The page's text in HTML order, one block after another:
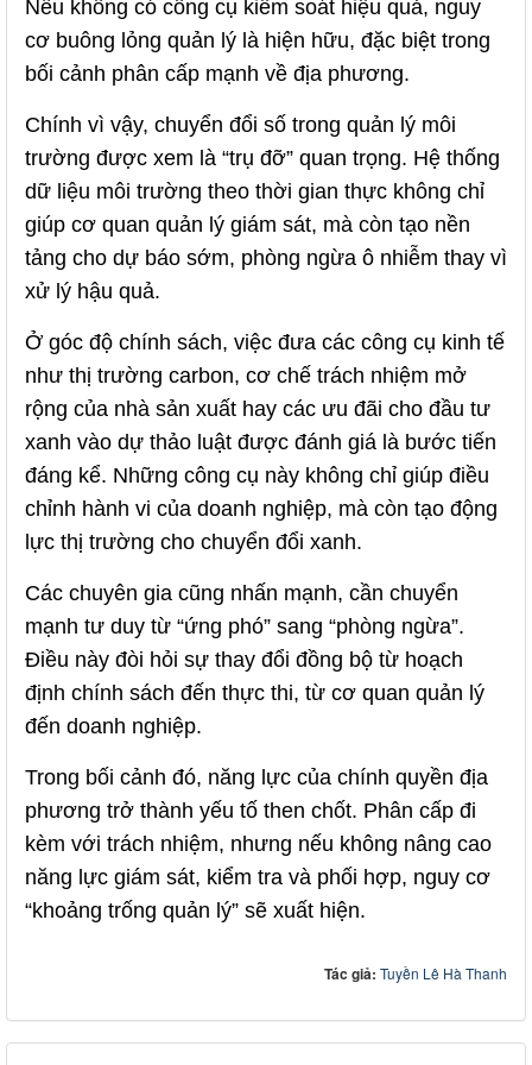
Nếu không có công cụ kiểm soát hiệu quả, nguy
cơ buông lỏng quản lý là hiện hữu, đặc biệt trong
bối cảnh phân cấp mạnh về địa phương.
Chính vì vậy, chuyển đổi số trong quản lý môi
trường được xem là “trụ đỡ” quan trọng. Hệ thống
dữ liệu môi trường theo thời gian thực không chỉ
giúp cơ quan quản lý giám sát, mà còn tạo nền
tảng cho dự báo sớm, phòng ngừa ô nhiễm thay vì
xử lý hậu quả.
Ở góc độ chính sách, việc đưa các công cụ kinh tế
như thị trường carbon, cơ chế trách nhiệm mở
rộng của nhà sản xuất hay các ưu đãi cho đầu tư
xanh vào dự thảo luật được đánh giá là bước tiến
đáng kể. Những công cụ này không chỉ giúp điều
chỉnh hành vi của doanh nghiệp, mà còn tạo động
lực thị trường cho chuyển đổi xanh.
Các chuyên gia cũng nhấn mạnh, cần chuyển
mạnh tư duy từ “ứng phó” sang “phòng ngừa”.
Điều này đòi hỏi sự thay đổi đồng bộ từ hoạch
định chính sách đến thực thi, từ cơ quan quản lý
đến doanh nghiệp.
Trong bối cảnh đó, năng lực của chính quyền địa
phương trở thành yếu tố then chốt. Phân cấp đi
kèm với trách nhiệm, nhưng nếu không nâng cao
năng lực giám sát, kiểm tra và phối hợp, nguy cơ
“khoảng trống quản lý” sẽ xuất hiện.
Tác giả: Tuyền Lê Hà Thanh